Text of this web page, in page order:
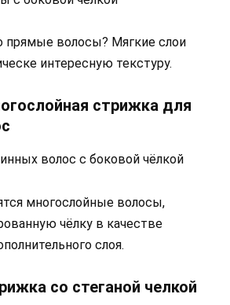
прямые волосы? Мягкие слои
интересную текстуру.
стрижка для
многослойные волосы,
чёлку в качестве
слоя.
со стеганой челкой